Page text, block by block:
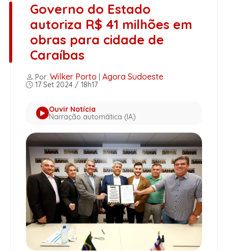
Governo do Estado
autoriza R$ 41 milhões em
obras para cidade de
Caraíbas
Por: Wilker Porto Agora Sudoeste
17 Set 2024 / 18h17
Ouvir Notícia
Narração automática (IA)